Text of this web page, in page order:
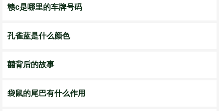
赣c是哪里的车牌号码
孔雀蓝是什么颜色
囍背后的故事
袋鼠的尾巴有什么作用